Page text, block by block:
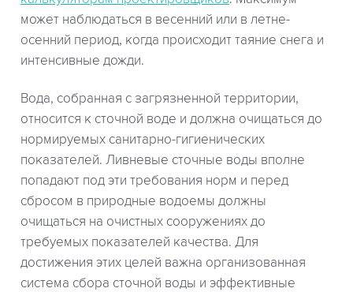
может наблюдаться в весенний или в летне-
осенний период, когда происходит таяние снега и
интенсивные дожди.
Вода, собранная с загрязненной территории,
относится к сточной воде и должна очищаться до
нормируемых санитарно-гигиенических
показателей. Ливневые сточные воды вполне
попадают под эти требования норм и перед
сбросом в природные водоемы должны
очищаться на очистных сооружениях до
требуемых показателей качества. Для
достижения этих целей важна организованная
система сбора сточной воды и эффективные